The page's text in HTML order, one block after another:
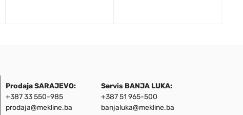
Prodaja SARAJEVO:
+387 33 550-985
prodaja@mekline.ba
Servis BANJA LUKA:
+387 51 965-500
banjaluka@mekline.ba